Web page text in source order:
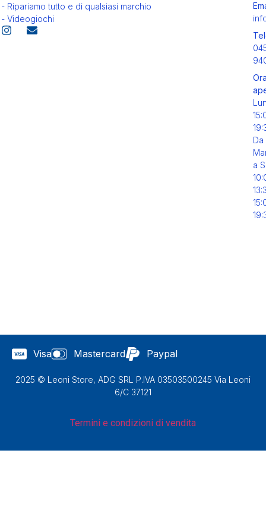
- Ripariamo tutto e di qualsiasi marchio
- Videogiochi
Da
a
Visa Mastercard Paypal
2025 © Leoni Store, ADG SRL P.IVA 03503500245 Via Leoni
6/C 37121
Termini e condizioni di vendita